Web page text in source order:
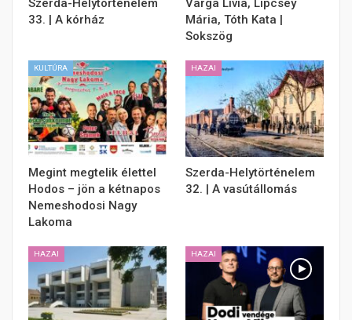
Szerda-Helytörténelem
33. | A kórház
Varga Lívia, Lipcsey
Mária, Tóth Kata |
Sokszög
KULTÚRA
Megint megtelik élettel
Hodos – jön a kétnapos
Nemeshodosi Nagy
Lakoma
HAZAI
Szerda-Helytörténelem
32. | A vasútállomás
HAZAI HAZAI